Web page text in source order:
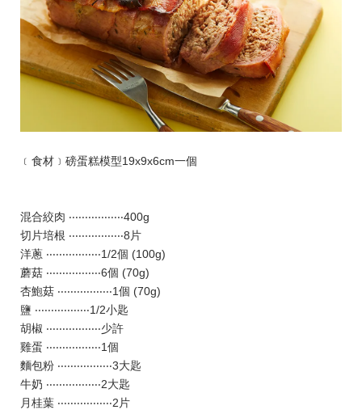
﹝食材﹞磅蛋糕模型19x9x6cm一個
混合絞肉 ‧‧‧‧‧‧‧‧‧‧‧‧‧‧‧‧‧400g
切片培根 ‧‧‧‧‧‧‧‧‧‧‧‧‧‧‧‧‧8片
洋蔥 ‧‧‧‧‧‧‧‧‧‧‧‧‧‧‧‧‧1/2個 (100g)
蘑菇 ‧‧‧‧‧‧‧‧‧‧‧‧‧‧‧‧‧6個 (70g)
杏鮑菇 ‧‧‧‧‧‧‧‧‧‧‧‧‧‧‧‧‧1個 (70g)
鹽 ‧‧‧‧‧‧‧‧‧‧‧‧‧‧‧‧‧1/2小匙
胡椒 ‧‧‧‧‧‧‧‧‧‧‧‧‧‧‧‧‧少許
雞蛋 ‧‧‧‧‧‧‧‧‧‧‧‧‧‧‧‧‧1個
麵包粉 ‧‧‧‧‧‧‧‧‧‧‧‧‧‧‧‧‧3大匙
牛奶 ‧‧‧‧‧‧‧‧‧‧‧‧‧‧‧‧‧2大匙
月桂葉 ‧‧‧‧‧‧‧‧‧‧‧‧‧‧‧‧‧2片